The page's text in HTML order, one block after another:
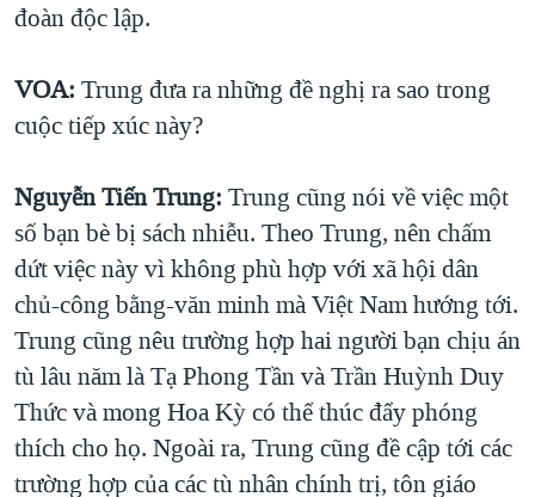
đoàn độc lập.
VOA: Trung đưa ra những đề nghị ra sao trong
cuộc tiếp xúc này?
Nguyễn Tiến Trung: Trung cũng nói về việc một
số bạn bè bị sách nhiễu. Theo Trung, nên chấm
dứt việc này vì không phù hợp với xã hội dân
chủ-công bằng-văn minh mà Việt Nam hướng tới.
Trung cũng nêu trường hợp hai người bạn chịu án
tù lâu năm là Tạ Phong Tần và Trần Huỳnh Duy
Thức và mong Hoa Kỳ có thể thúc đẩy phóng
thích cho họ. Ngoài ra, Trung cũng đề cập tới các
trường hợp của các tù nhân chính trị, tôn giáo